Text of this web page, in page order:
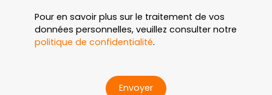
Pour en savoir plus sur le traitement de vos
données personnelles, veuillez consulter notre
politique de confidentialité.
Envoyer